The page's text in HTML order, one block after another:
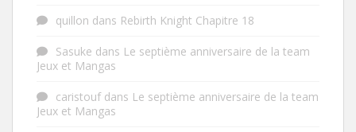
quillon dans Rebirth Knight Chapitre 18
Sasuke dans Le septième anniversaire de la team
Jeux et Mangas
caristoufdans Le septième anniversaire de la team
Jeux et Mangas